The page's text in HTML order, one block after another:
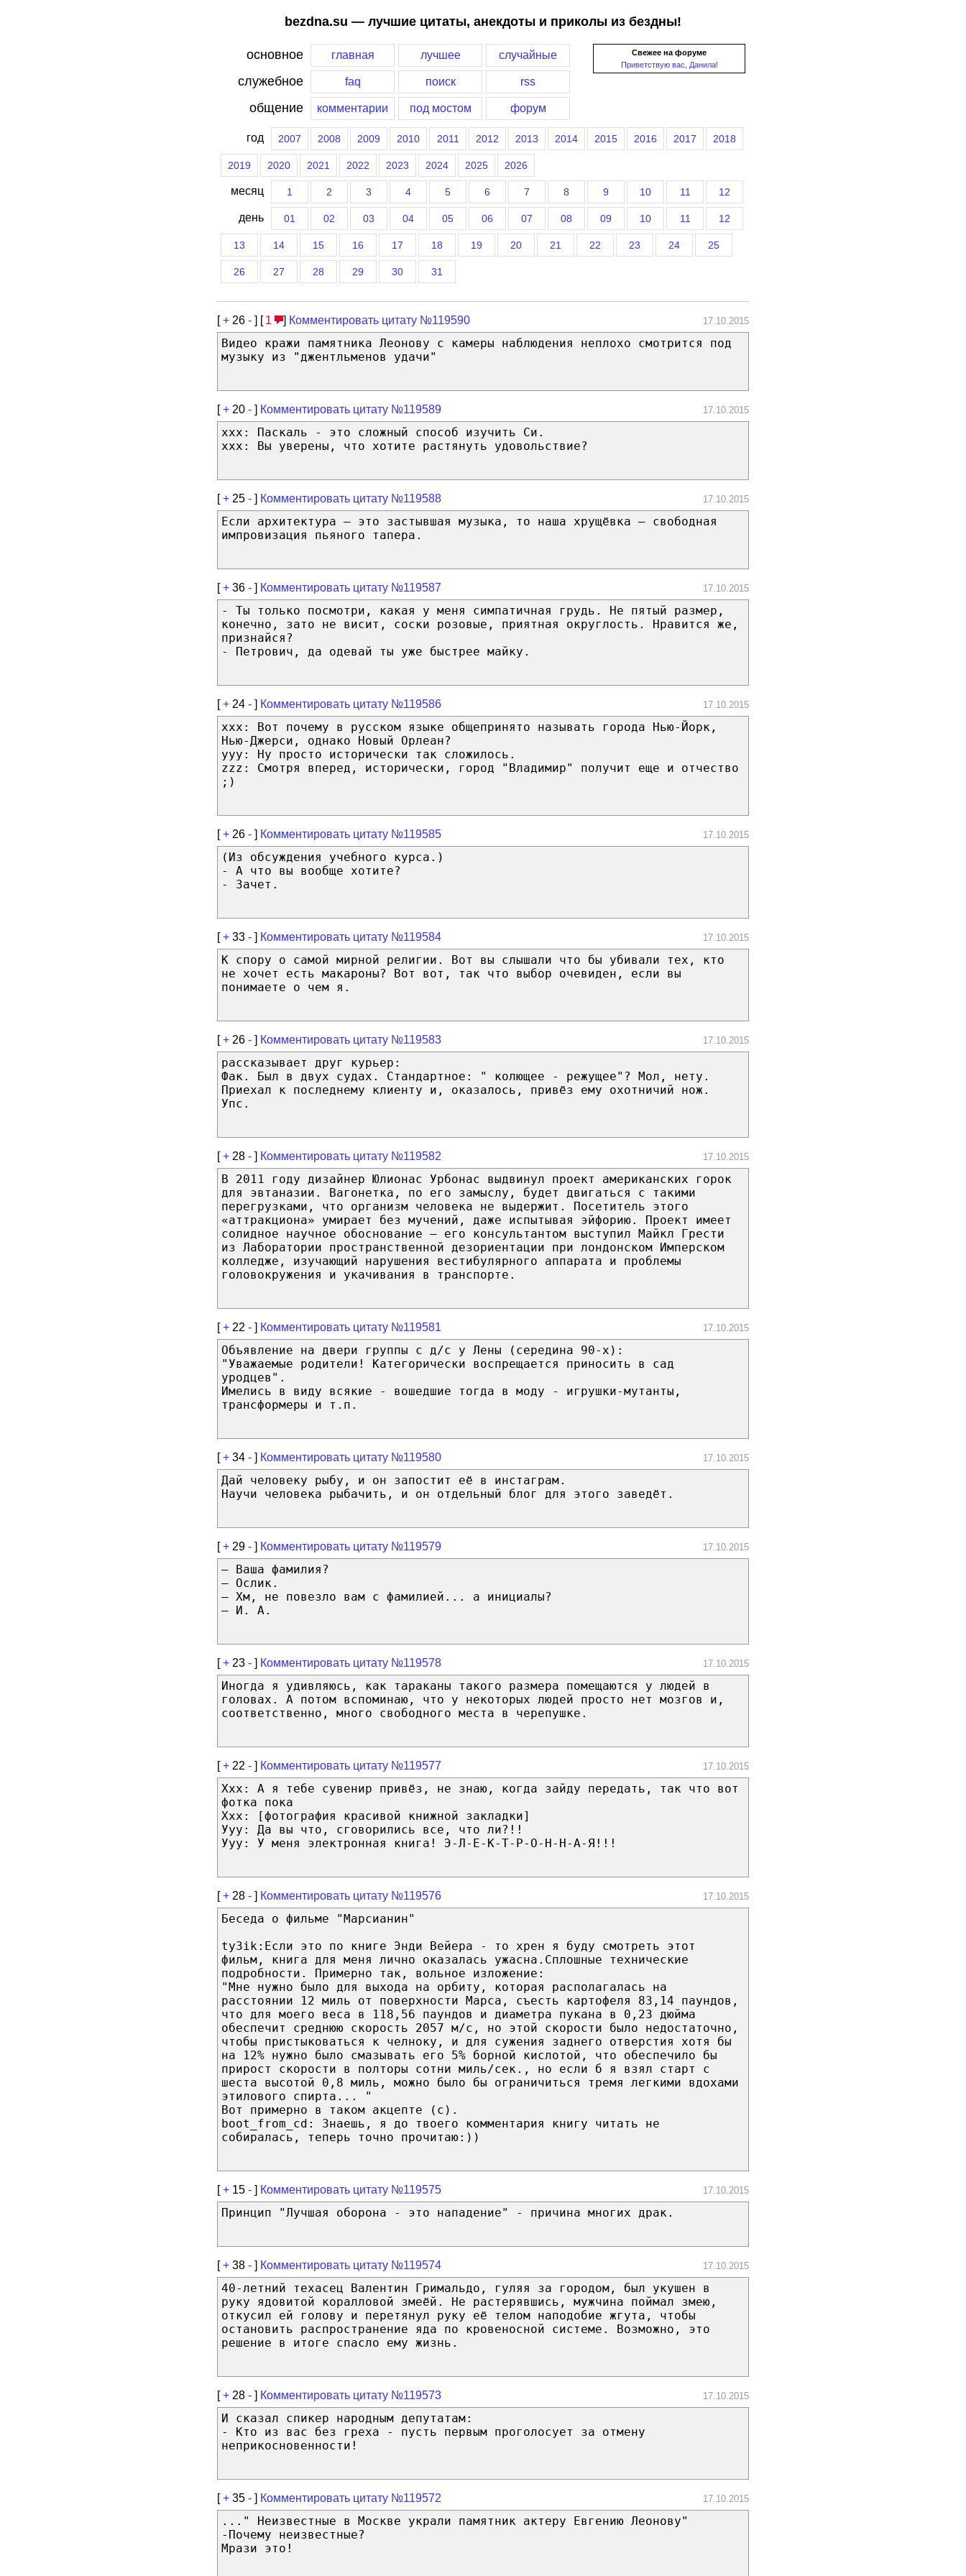
bezdna.su — лучшие цитаты, анекдоты и приколы из бездны!
Свежее на форуме
Приветствую вас, Данила!
основное главная лучшее случайные
служебное faq поиск rss
общение комментарии под мостом форум
год 2007 2008 2009 2010 2011 2012 2013 2014 2015 2016 2017 2018
2019 2020 2021 2022 2023 2024 2025 2026
месяц 1 2 3 4 5 6 7 8 9 10 11 12
день 01 02 03 04 05 06 07 08 09 10 11 12
13 14 15 16 17 18 19 20 21 22 23 24 25
26 27 28 29 30 31
[+ 26 - ] [ 1 ] Комментировать цитату №119590 17.10.2015
Видео кражи памятника Леонову с камеры наблюдения неплохо смотрится под
музыку из "джентльменов удачи"
[+ 20 - ] Комментировать цитату №119589 17.10.2015
xxx: Паскаль - это сложный способ изучить Си.
xxx: Вы уверены, что хотите растянуть удовольствие?
[+ 25 - ] Комментировать цитату №119588 17.10.2015
Если архитектура – это застывшая музыка, то наша хрущёвка – свободная
импровизация пьяного тапера.
[+ 36 - ] Комментировать цитату №119587 17.10.2015
- Ты только посмотри, какая у меня симпатичная грудь. Не пятый размер,
конечно, зато не висит, соски розовые, приятная округлость. Нравится же,
признайся?
- Петрович, да одевай ты уже быстрее майку.
[+ 24 - ] Комментировать цитату №119586 17.10.2015
xxx: Вот почему в русском языке общепринято называть города Нью-Йорк,
Нью-Джерси, однако Новый Орлеан?
yyy: Ну просто исторически так сложилось.
zzz: Смотря вперед, исторически, город "Владимир" получит еще и отчество
;)
[+ 26 - ] Комментировать цитату №119585 17.10.2015
(Из обсуждения учебного курса.)
- А что вы вообще хотите?
- Зачет.
[+ 33 - ] Комментировать цитату №119584 17.10.2015
К спору о самой мирной религии. Вот вы слышали что бы убивали тех, кто
не хочет есть макароны? Вот вот, так что выбор очевиден, если вы
понимаете о чем я.
[+ 26 - ] Комментировать цитату №119583 17.10.2015
рассказывает друг курьер:
Фак. Был в двух судах. Стандартное: " колющее - режущее"? Мол, нету.
Приехал к последнему клиенту и, оказалось, привёз ему охотничий нож.
Упс.
[+ 28 - ] Комментировать цитату №119582 17.10.2015
В 2011 году дизайнер Юлионас Урбонас выдвинул проект американских горок
для эвтаназии. Вагонетка, по его замыслу, будет двигаться с такими
перегрузками, что организм человека не выдержит. Посетитель этого
«аттракциона» умирает без мучений, даже испытывая эйфорию. Проект имеет
солидное научное обоснование — его консультантом выступил Майкл Грести
из Лаборатории пространственной дезориентации при лондонском Имперском
колледже, изучающий нарушения вестибулярного аппарата и проблемы
головокружения и укачивания в транспорте.
[+ 22 - ] Комментировать цитату №119581 17.10.2015
Объявление на двери группы с д/с у Лены (середина 90-х):
"Уважаемые родители! Категорически воспрещается приносить в сад
уродцев".
Имелись в виду всякие - вошедшие тогда в моду - игрушки-мутанты,
трансформеры и т.п.
[+ 34 - ] Комментировать цитату №119580 17.10.2015
Дай человеку рыбу, и он запостит её в инстаграм.
Научи человека рыбачить, и он отдельный блог для этого заведёт.
[+ 29 - ] Комментировать цитату №119579 17.10.2015
— Ваша фамилия?
— Ослик.
— Хм, не повезло вам с фамилией... а инициалы?
— И. А.
[+ 23 - ] Комментировать цитату №119578 17.10.2015
Иногда я удивляюсь, как тараканы такого размера помещаются у людей в
головах. А потом вспоминаю, что у некоторых людей просто нет мозгов и,
соответственно, много свободного места в черепушке.
[+ 22 - ] Комментировать цитату №119577 17.10.2015
Ххх: А я тебе сувенир привёз, не знаю, когда зайду передать, так что вот
фотка пока
Ххх: [фотография красивой книжной закладки]
Ууу: Да вы что, сговорились все, что ли?!!
Ууу: У меня электронная книга! Э-Л-Е-К-Т-Р-О-Н-Н-А-Я!!!
[+ 28 - ] Комментировать цитату №119576 17.10.2015
Беседа о фильме "Марсианин"
ty3ik:Если это по книге Энди Вейера - то хрен я буду смотреть этот
фильм, книга для меня лично оказалась ужасна.Сплошные технические
подробности. Примерно так, вольное изложение:
"Мне нужно было для выхода на орбиту, которая располагалась на
расстоянии 12 миль от поверхности Марса, съесть картофеля 83,14 паундов,
что для моего веса в 118,56 паундов и диаметра пукана в 0,23 дюйма
обеспечит среднюю скорость 2057 м/с, но этой скорости было недостаточно,
чтобы пристыковаться к челноку, и для сужения заднего отверстия хотя бы
на 12% нужно было смазывать его 5% борной кислотой, что обеспечило бы
прирост скорости в полторы сотни миль/сек., но если б я взял старт с
шеста высотой 0,8 миль, можно было бы ограничиться тремя легкими вдохами
этилового спирта... "
Вот примерно в таком акцепте (с).
boot_from_cd: Знаешь, я до твоего комментария книгу читать не
собиралась, теперь точно прочитаю:))
[+ 15 - ] Комментировать цитату №119575 17.10.2015
Принцип "Лучшая оборона - это нападение" - причина многих драк.
[+ 38 - ] Комментировать цитату №119574 17.10.2015
40-летний техасец Валентин Гримальдо, гуляя за городом, был укушен в
руку ядовитой коралловой змеёй. Не растерявшись, мужчина поймал змею,
откусил ей голову и перетянул руку её телом наподобие жгута, чтобы
остановить распространение яда по кровеносной системе. Возможно, это
решение в итоге спасло ему жизнь.
[+ 28 - ] Комментировать цитату №119573 17.10.2015
И сказал спикер народным депутатам:
- Кто из вас без греха - пусть первым проголосует за отмену
неприкосновенности!
[+ 35 - ] Комментировать цитату №119572 17.10.2015
..." Неизвестные в Москве украли памятник актеру Евгению Леонову"
-Почему неизвестные?
Мрази это!